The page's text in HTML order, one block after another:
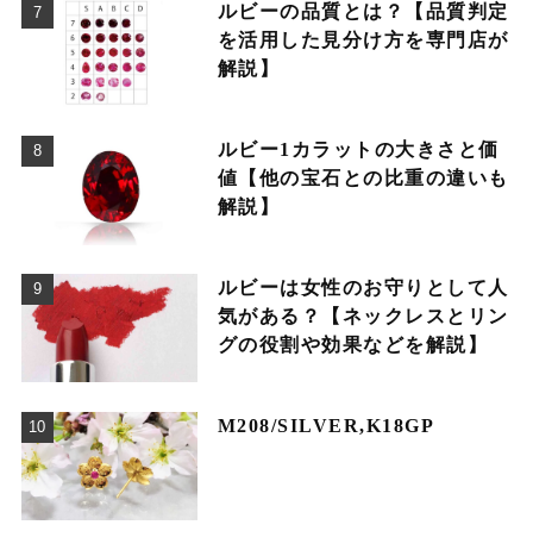
ルビーの品質とは？【品質判定
を活用した見分け方を専門店が
解説】
ルビー1カラットの大きさと価
値【他の宝石との比重の違いも
解説】
ルビーは女性のお守りとして人
気がある？【ネックレスとリン
グの役割や効果などを解説】
M208/SILVER,K18GP